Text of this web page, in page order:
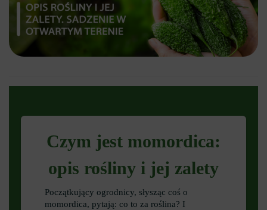
Czym jest momordica:
opis rośliny i jej zalety
Początkujący ogrodnicy, słysząc coś o
momordica, pytają: co to za roślina? I